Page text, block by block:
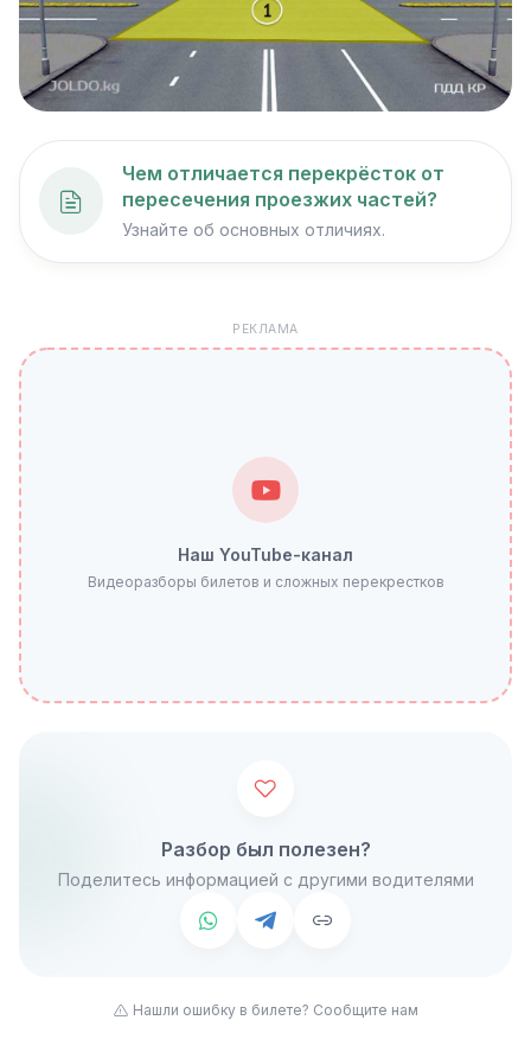
Чем отличается перекрёсток от
пересечения проезжих частей?
Узнайте об основных отличиях.
РЕКЛАМА
Наш YouTube-канал
Видеоразборы билетов и сложных перекрестков
Разбор был полезен?
Поделитесь информацией с другими водителями
Нашли ошибку в билете? Сообщите нам